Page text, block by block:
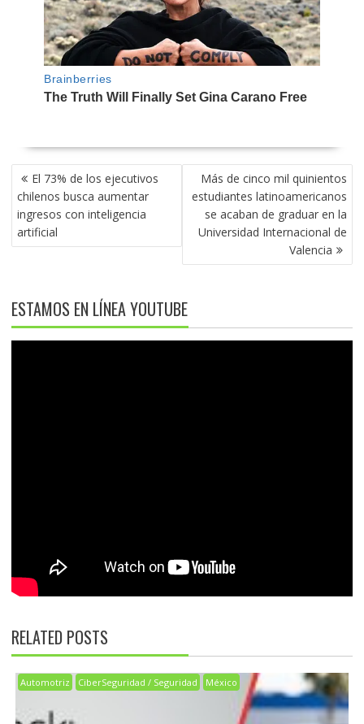
NAVEGACIÓN
DE
ENTRADAS
El 73% de los ejecutivos
chilenos busca aumentar
ingresos con inteligencia
artificial
Más de cinco mil quinientos
estudiantes latinoamericanos
se acaban de graduar en la
Universidad Internacional de
Valencia
ESTAMOS EN LÍNEA YOUTUBE
RELATED POSTS
Automotriz CiberSeguridad / Seguridad México